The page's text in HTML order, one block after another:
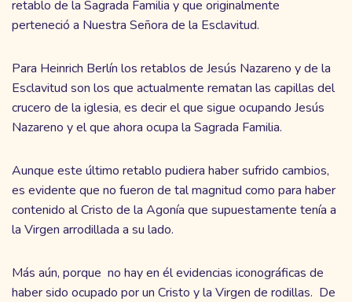
retablo de la Sagrada Familia y que originalmente
perteneció a Nuestra Señora de la Esclavitud.
Para Heinrich Berlín los retablos de Jesús Nazareno y de la
Esclavitud son los que actualmente rematan las capillas del
crucero de la iglesia, es decir el que sigue ocupando Jesús
Nazareno y el que ahora ocupa la Sagrada Familia.
Aunque este último retablo pudiera haber sufrido cambios,
es evidente que no fueron de tal magnitud como para haber
contenido al Cristo de la Agonía que supuestamente tenía a
la Virgen arrodillada a su lado.
Más aún, porque no hay en él evidencias iconográficas de
haber sido ocupado por un Cristo y la Virgen de rodillas. De